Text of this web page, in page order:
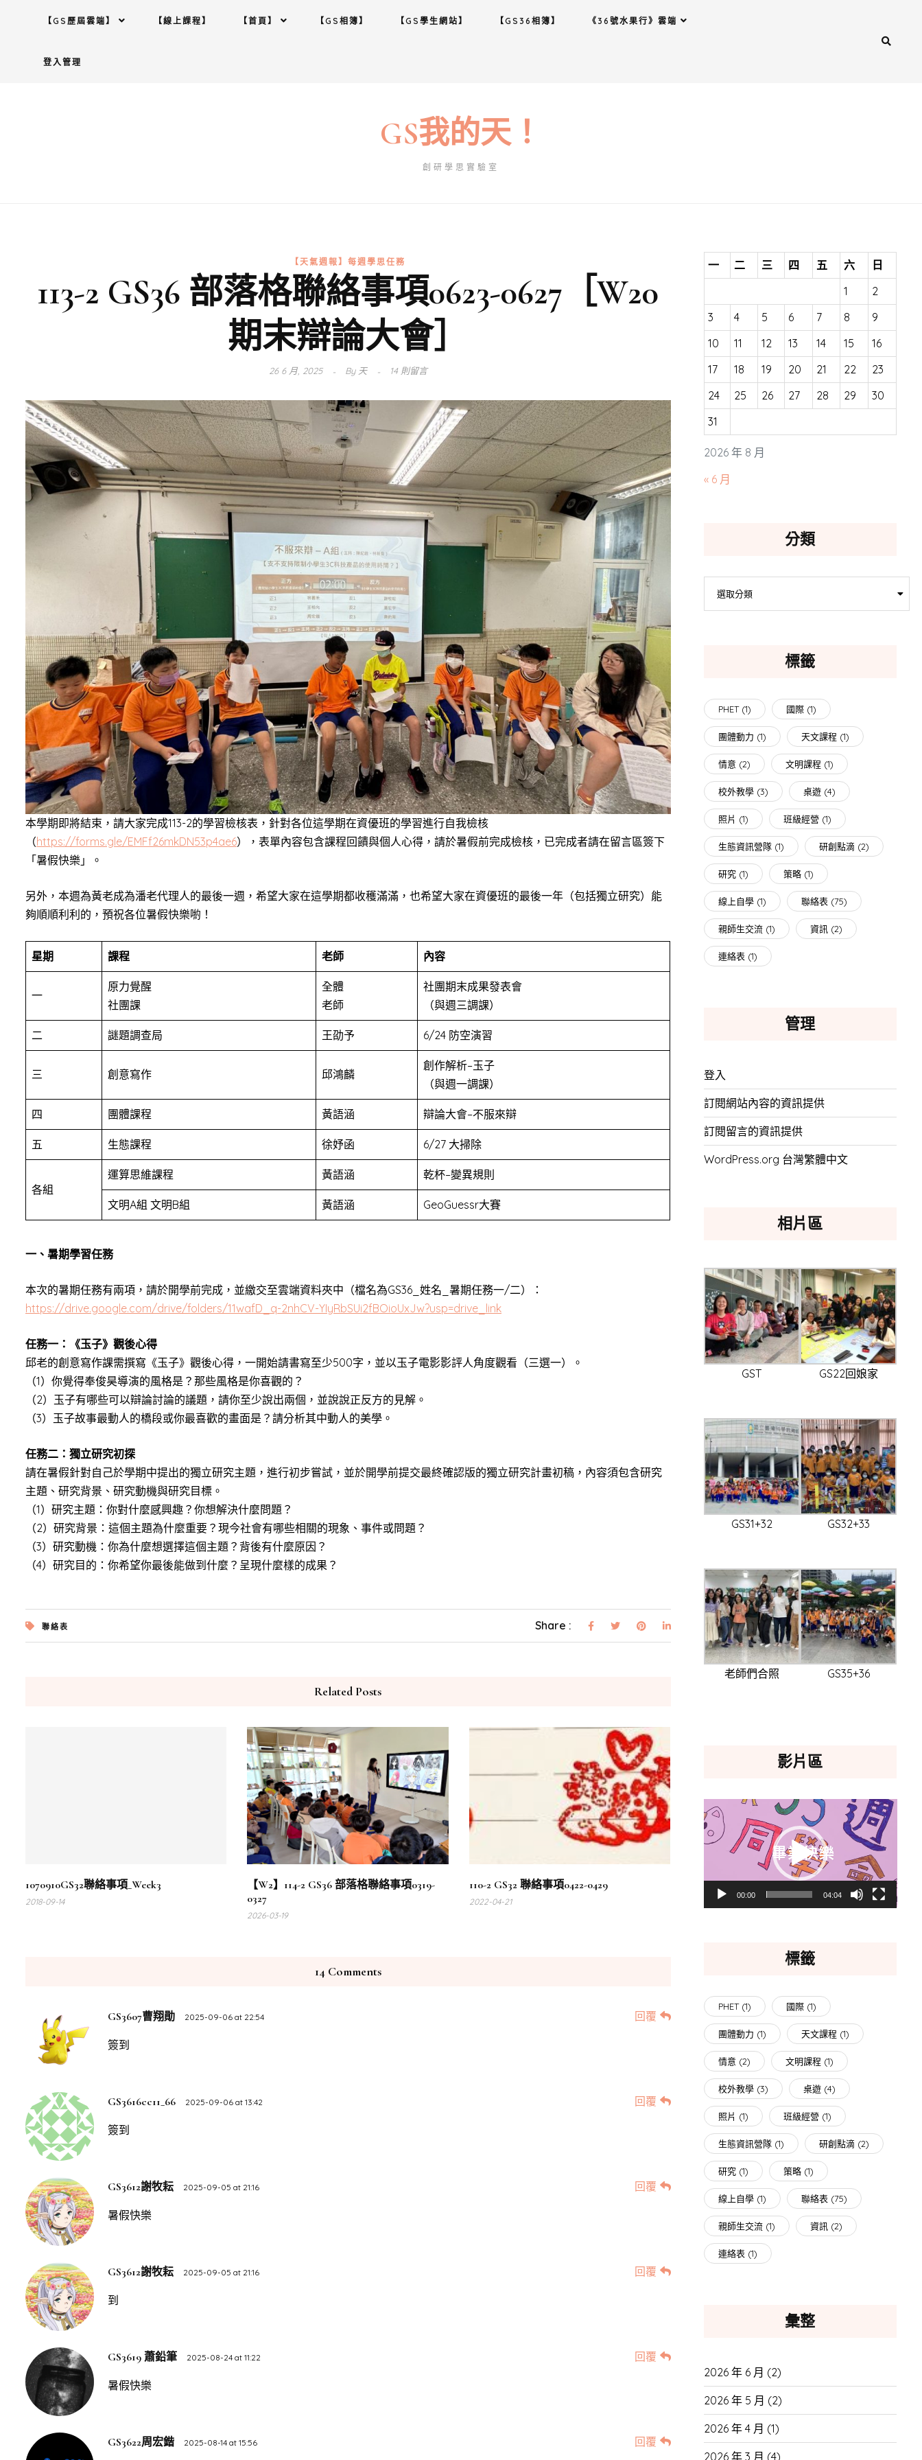
【GS歷屆雲端】 【線上課程】 【首頁】 【GS相簿】 【GS學生網站】 【GS36相簿】 《36號水果行》雲端
登入管理
GS我的天！
創研學思實驗室
【天氣週報】每週學思任務
113-2 GS36 部落格聯絡事項0623-0627［W20
期末辯論大會］
26 6 月, 2025 By天 14 則留言
本學期即將結束，請大家完成113-2的學習檢核表，針對各位這學期在資優班的學習進行自我檢核
（https://forms.gle/EMFf26mkDN53p4ae6），表單內容包含課程回饋與個人心得，請於暑假前完成檢核，已完成者請在留言區簽下
「暑假快樂」。
另外，本週為黃老成為潘老代理人的最後一週，希望大家在這學期都收穫滿滿，也希望大家在資優班的最後一年（包括獨立研究）能
夠順順利利的，預祝各位暑假快樂喲！
星期 課程 老師 內容
一
原力覺醒
社團課
全體
老師
社團期末成果發表會
（與週三調課）
二 謎題調查局 王劭予 6/24 防空演習
三 創意寫作 邱鴻麟
創作解析–玉子
（與週一調課）
四 團體課程 黃語涵 辯論大會–不服來辯
五 生態課程 徐妤函 6/27 大掃除
各組
運算思維課程 黃語涵 乾杯–變異規則
文明A組 文明B組 黃語涵 GeoGuessr大賽
一、暑期學習任務
本次的暑期任務有兩項，請於開學前完成，並繳交至雲端資料夾中（檔名為GS36_姓名_暑期任務一/二）：
https://drive.google.com/drive/folders/11wafD_q-2nhCV-YIyRbSUi2fBOioUxJw?usp=drive_link
任務一：《玉子》觀後心得
邱老的創意寫作課需撰寫《玉子》觀後心得，一開始請書寫至少500字，並以玉子電影影評人角度觀看（三選一）。
（1）你覺得奉俊昊導演的風格是？那些風格是你喜觀的？
（2）玉子有哪些可以辯論討論的議題，請你至少說出兩個，並說說正反方的見解。
（3）玉子故事最動人的橋段或你最喜歡的畫面是？請分析其中動人的美學。
任務二：獨立研究初探
請在暑假針對自己於學期中提出的獨立研究主題，進行初步嘗試，並於開學前提交最終確認版的獨立研究計畫初稿，內容須包含研究
主題、研究背景、研究動機與研究目標。
（1）研究主題：你對什麼感興趣？你想解決什麼問題？
（2）研究背景：這個主題為什麼重要？現今社會有哪些相關的現象、事件或問題？
（3）研究動機：你為什麼想選擇這個主題？背後有什麼原因？
（4）研究目的：你希望你最後能做到什麼？呈現什麼樣的成果？
聯絡表 Share :
Related Posts
1070910GS32聯絡事項_Week3
2018-09-14
【W2】114-2 GS36 部落格聯絡事項0319-
0327
2026-03-19
110-2 GS32 聯絡事項0422-0429
2022-04-21
14 Comments
GS3607曹翔勛 2025-09-06 at 22:54 回覆
簽到
GS3616cc11_66 2025-09-06 at 13:42 回覆
簽到
GS3612謝牧耘 2025-09-05 at 21:16 回覆
暑假快樂
GS3612謝牧耘 2025-09-05 at 21:16 回覆
到
GS3619 蕭鉛筆 2025-08-24 at 11:22 回覆
暑假快樂
GS3622周宏鍇 2025-08-14 at 15:56 回覆
2026 年 8 月
一 二 三 四 五 六
日
1
2
3
4 5 6 7 8
9
10
11 12 13 14 15
16
17
18 19 20 21 22
23
24
25 26 27 28 29
30
31
« 6 月
分類
選取分類
標籤
PHET(1) 國際(1)
團體動力 (1) 天文課程 (1)
情意(2) 文明課程 (1)
校外教學(3) 桌遊(4)
照片 (1) 班級經營 (1)
生態資訊營隊(1) 研創點滴 (2)
研究(1) 策略(1)
線上自學(1) 聯絡表(75)
親師生交流(1) 資訊 (2)
連絡表(1)
管理
登入
訂閱網站內容的資訊提供
訂閱留言的資訊提供
WordPress.org 台灣繁體中文
相片區
GST GS22回娘家
GS31+32 GS32+33
老師們合照 GS35+36
影片區
視
訊
播
器
00:00 04:04
標籤
PHET(1) 國際(1)
團體動力 (1) 天文課程 (1)
情意(2) 文明課程 (1)
校外教學(3) 桌遊(4)
照片 (1) 班級經營 (1)
生態資訊營隊(1) 研創點滴 (2)
研究(1) 策略(1)
線上自學(1) 聯絡表(75)
親師生交流(1) 資訊 (2)
連絡表(1)
彙整
2026 年 6 月 (2)
2026 年 5 月 (2)
2026 年 4 月 (1)
2026 年 3 月 (4)